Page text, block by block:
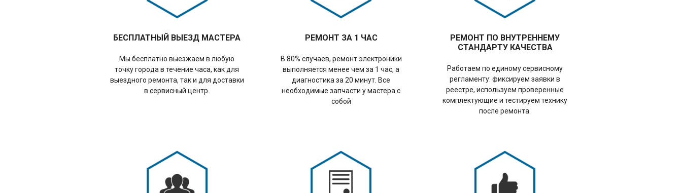
БЕСПЛАТНЫЙ ВЫЕЗД МАСТЕРА
Мы бесплатно выезжаем в любую
точку города в течение часа, как для
выездного ремонта, так и для доставки
в сервисный центр.
РЕМОНТ ЗА 1 ЧАС
В 80% случаев, ремонт электроники
выполняется менее чем за 1 час, а
диагностика за 20 минут. Все
необходимые запчасти у мастера с
собой
РЕМОНТ ПО ВНУТРЕННЕМУ
СТАНДАРТУ КАЧЕСТВА
Работаем по единому сервисному
регламенту: фиксируем заявки в
реестре, используем проверенные
комплектующие и тестируем технику
после ремонта.